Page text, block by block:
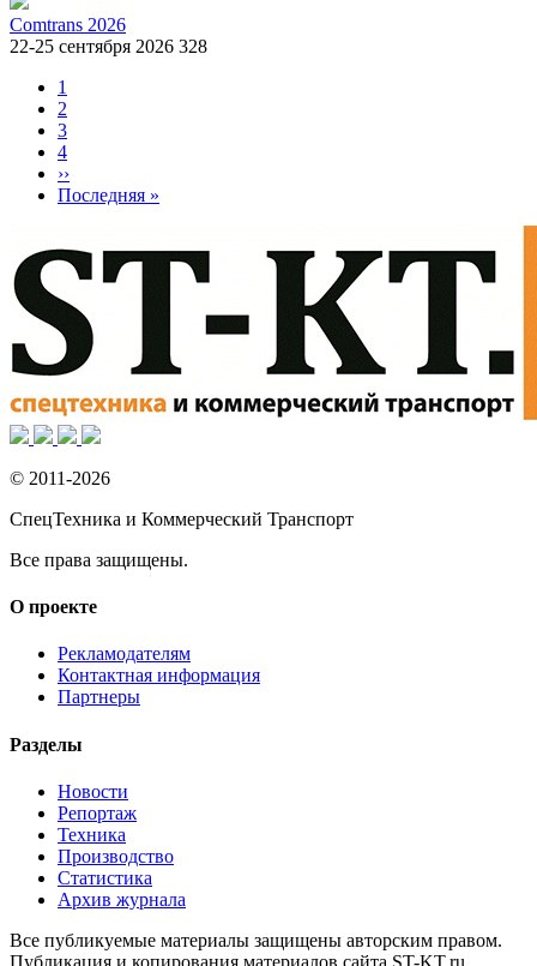
Comtrans 2026
22-25 сентября 2026 328
Нумерация
страниц
Страница
1
Страница
2
Страница
3
Страница
4
Следующая
страница
››
Последняя
Последняя »
© 2011-2026
СпецТехника и Коммерческий Транспорт
Все права защищены.
О проекте
Рекламодателям
Контактная информация
Партнеры
Разделы
Новости
Репортаж
Техника
Производство
Статистика
Архив журнала
Все публикуемые материалы защищены авторским правом.
Публикация и копирования материалов сайта ST-KT.ru